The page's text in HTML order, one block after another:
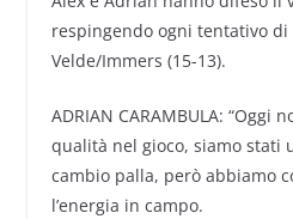
respingendo ogni tentativo
Velde/Immers (15-13).
ADRIAN CARAMBULA: “Oggi
qualità nel gioco, siamo stati
cambio palla, però abbiamo
l’energia in campo.